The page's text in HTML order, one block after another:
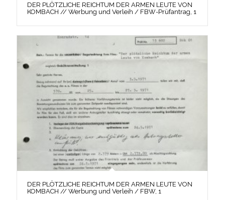
DER PLÖTZLICHE REICHTUM DER ARMEN LEUTE VON
KOMBACH // Werbung und Verleih / FBW-Prüfantrag, 1
DER PLÖTZLICHE REICHTUM DER ARMEN LEUTE VON
KOMBACH // Werbung und Verleih / FBW, 1